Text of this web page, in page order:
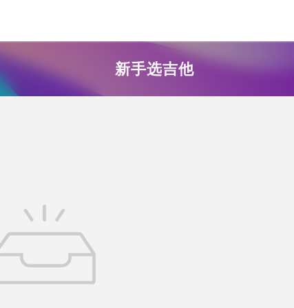
新手选吉他